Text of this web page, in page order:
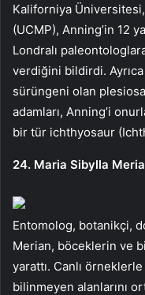
Kaliforniya
(UCMP), Anning’in 12
Londralı
verdiğini bildirdi.
sürüngeni olan
adamları, Anning’i
bir tür ichthyosaur
24. Maria Sibylla
Entomolog, botanikçi,
Merian, böceklerin ve
yarattı. Canlı
bilinmeyen alanlarını